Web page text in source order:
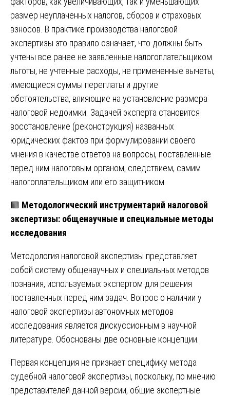
размер неуплаченных налогов, сборов и страховых
взносов. В практике производства налоговой
экспертизы это правило означает, что должны быть
учтены все ранее не заявленные налогоплательщиком
льготы, не учтенные расходы, не примененные вычеты,
имеющиеся суммы переплаты и другие
обстоятельства, влияющие на установление размера
налоговой недоимки. Задачей эксперта становится
восстановление (реконструкция) названных
юридических фактов при формулировании своего
мнения в качестве ответов на вопросы, поставленные
перед ним налоговым органом, следствием, самим
налогоплательщиком или его защитником.
🟩 Методологический инструментарий налоговой
экспертизы: общенаучные и специальные методы
исследования
Методология налоговой экспертизы представляет
собой систему общенаучных и специальных методов
познания, используемых экспертом для решения
поставленных перед ним задач. Вопрос о наличии у
налоговой экспертизы автономных методов
исследования является дискуссионным в научной
литературе. Обоснованы две основные концепции.
Первая концепция не признает специфику метода
судебной налоговой экспертизы, поскольку, по мнению
представителей данной версии, общие экспертные